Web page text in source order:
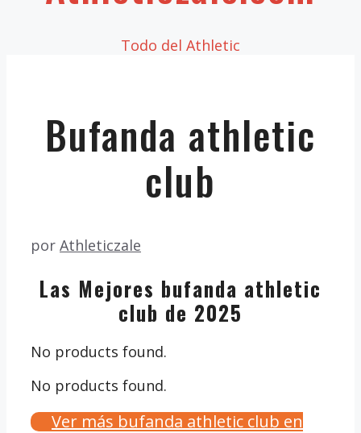
Todo del Athletic
Bufanda athletic
club
por Athleticzale
Las Mejores bufanda athletic
club de 2025
No products found.
No products found.
Ver más bufanda athletic club en